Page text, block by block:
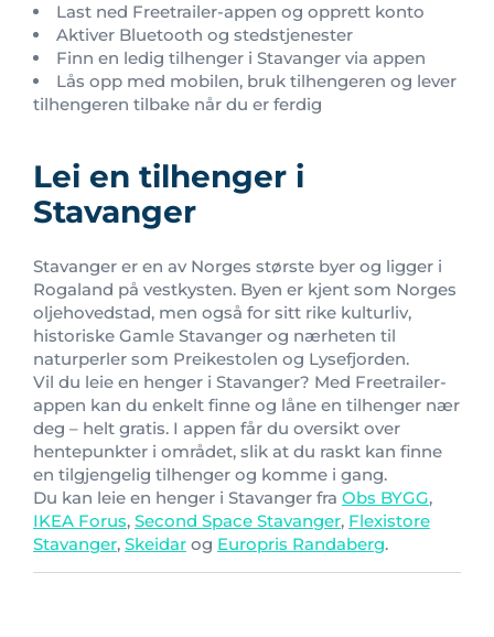
Last ned Freetrailer-appen og opprett konto
Aktiver Bluetooth og stedstjenester
Finn en ledig tilhenger i Stavanger via appen
Lås opp med mobilen, bruk tilhengeren og lever
tilhengeren tilbake når du er ferdig
Lei en tilhenger i
Stavanger
Stavanger er en av Norges største byer og ligger i
Rogaland på vestkysten. Byen er kjent som Norges
oljehovedstad, men også for sitt rike kulturliv,
historiske Gamle Stavanger og nærheten til
naturperler som Preikestolen og Lysefjorden.
Vil du leie en henger i Stavanger? Med Freetrailer-
appen kan du enkelt finne og låne en tilhenger nær
deg – helt gratis. I appen får du oversikt over
hentepunkter i området, slik at du raskt kan finne
en tilgjengelig tilhenger og komme i gang.
Du kan leie en henger i Stavanger fra Obs BYGG,
IKEA Forus, Second Space Stavanger, Flexistore
Stavanger, Skeidar og Europris Randaberg.